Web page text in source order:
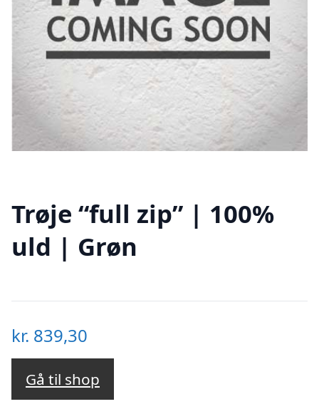
Trøje “full zip” | 100%
uld | Grøn
kr. 839,30
Gå til shop